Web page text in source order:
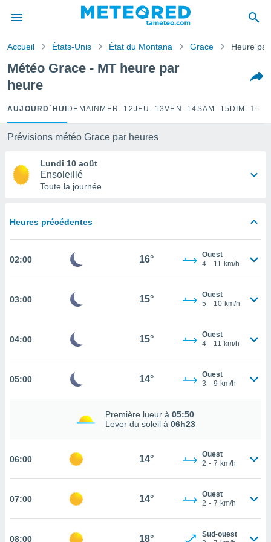
de
a
par
des
par le
des
sur
»,
CONTINUER
Accueil États-Unis État du Montana Grace Heure
Météo Grace - MT heure par
heure
AUJOURD´HUI DEMAIN MER. 12JEU. 13VEN. 14SAM. 15 DIM. 16
Prévisions météo Grace par heures
Lundi 10 août
Ensoleillé
Toute la journée
Heures précédentes
02:00 16°
Ouest
4 - 11 km/h
03:00 15°
Ouest
5 - 10 km/h
04:00 15°
Ouest
4 - 11 km/h
05:00 14°
Ouest
3 - 9 km/h
Première lueur à 05:50
Lever du soleil à 06h23
06:00 14°
Ouest
2 - 7 km/h
07:00 14°
Ouest
2 - 7 km/h
08:00 18°
Sud-ouest